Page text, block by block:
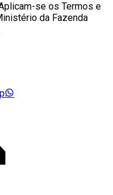
se os Termos e
da Fazenda